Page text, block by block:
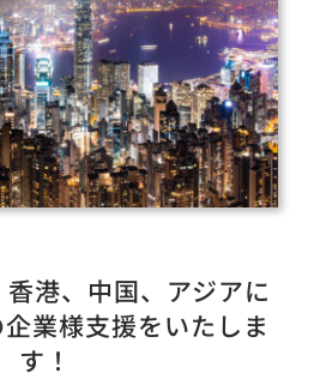
港、中国、アジアに
業様支援をいたしま
す！